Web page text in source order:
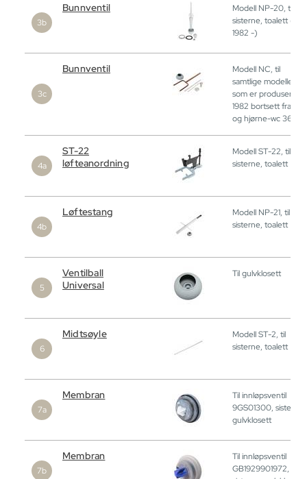
Bunnventil
Modell NP-20, til
sisterne, toalett (år
1982 -)
Bunnventil
Modell NC, til
samtlige modeller
som er produsert før
1982 bortsett fra
og hjørne-wc 360
ST-22
løfteanordning
Modell ST-22, til
sisterne, toalett
Løftestang
Modell NP-21, til
sisterne, toalett
Ventilball
Universal
Til gulvklosett
Midtsøyle
Modell ST-2, til
sisterne, toalett
Membran
Til innløpsventil
9GS01300, sisterne,
gulvklosett
Membran
Til innløpsventil
GB1929901972,